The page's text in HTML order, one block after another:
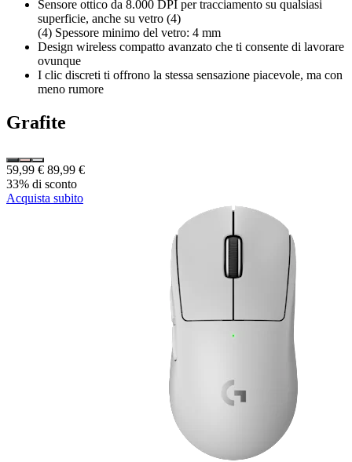
Sensore ottico da 8.000 DPI per tracciamento su qualsiasi
superficie, anche su vetro (4)
(4) Spessore minimo del vetro: 4 mm
Design wireless compatto avanzato che ti consente di lavorare
ovunque
I clic discreti ti offrono la stessa sensazione piacevole, ma con
meno rumore
Grafite
59,99 € 89,99 €
33% di sconto
Acquista subito